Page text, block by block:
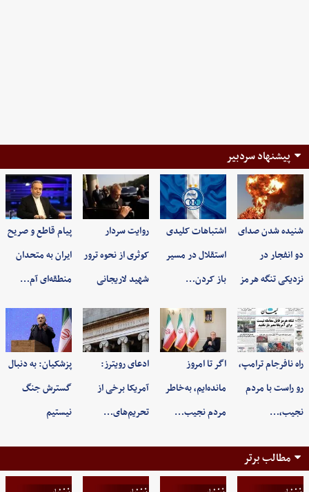
پیشنهاد سردبیر
شنیده شدن صدای
دو انفجار در
نزدیکی تنگه هرمز
اشتباهات کلیدی
استقلال در مسیر
باز کردن…
روایت سردار
کوثری از نحوه ترور
شهید لاریجانی
پیام قاطع و صریح
ایران به متحدان
منطقه‌ای آم…
راه نافرجام ترامپ،
رو راست با مردم
نجیب،…
اگر تا امروز
مانده‌ایم، به‌خاطر
مردم نجیب…
ادعای رویترز:
آمریکا برخی از
تحریم‌های…
پزشکیان: به‌ دنبال
گسترش جنگ
نیستیم
مطالب برتر